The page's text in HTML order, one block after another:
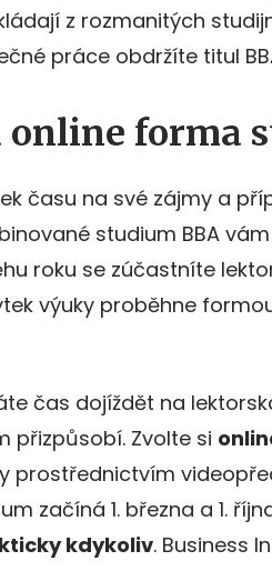
z rozmanitých
práce obdržíte titul
online forma
času na své zájmy a
studium BBA
roku se zúčastníte
výuky proběhne
čas dojíždět na
přizpůsobí. Zvolte si
prostřednictvím
začíná 1. března a 1.
kdykoliv. Business